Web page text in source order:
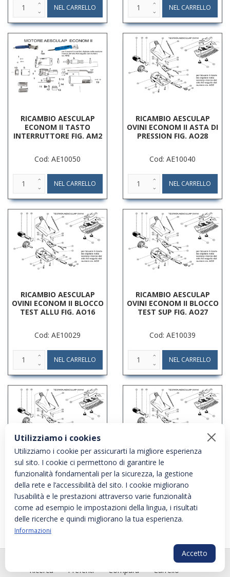
RICAMBIO AESCULAP
ECONOM II TASTO
INTERRUTTORE FIG. AM2
Cod: AE10050
RICAMBIO AESCULAP
OVINI ECONOM II ASTA DI
PRESSION FIG. AO28
Cod: AE10040
RICAMBIO AESCULAP
OVINI ECONOM II BLOCCO
TEST ALLU FIG. AO16
Cod: AE10029
RICAMBIO AESCULAP
OVINI ECONOM II BLOCCO
TEST SUP FIG. AO27
Cod: AE10039
RICAMBIO AESCULAP
OVINI ECONOM II
BOCCOLA ECCENTR FIG.
AO18
Cod: AE10030
RICAMBIO AESCULAP
OVINI ECONOM II
BOCCOLA DI PRESS FIG.
AO25
Cod: AE10037
Ricerca Preferiti Compara Carrello
Utilizziamo i cookies
Utilizziamo i cookie per assicurarti la migliore esperienza
sul sito. I cookie ci permettono di garantire le
funzionalità fondamentali per la sicurezza, la gestione
della rete e l’accessibilità del sito. I cookie migliorano
l’usabilità e le prestazioni attraverso varie funzionalità
come ad esempio le impostazioni della lingua, i risultati
delle ricerche e quindi migliorano la tua esperienza.
Informazioni
Accetto